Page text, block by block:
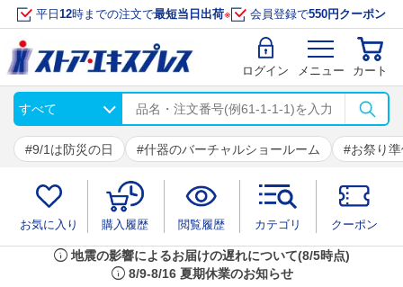
平日 12時までの注文で最短当日出荷※ 会員登録で550円クーポン
ログイン メニュー カート
9/1は防災の日 什器のバーチャルショールーム お祭り
お気に入り 購入履歴 閲覧履歴 カテゴリ クーポン
info 地震の影響によるお届けの遅れについて(8/5時点)
info 8/9-8/16 夏期休業のお知らせ